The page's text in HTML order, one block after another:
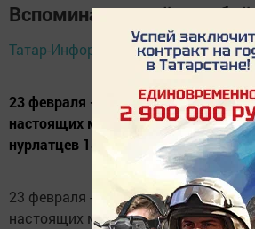
Вспоминая армейские
Татар-Информ, 19 февраля 2016 -
23 февраля - День защитника
настоящих мужчин. Тех, кто
нурлатцев 181.
23 февраля - День защитника
настоящих мужчин. Тех, кто служил